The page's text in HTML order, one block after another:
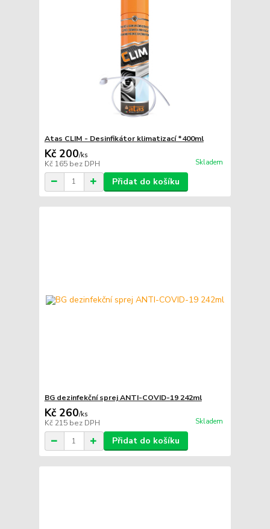
Atas CLIM - Desinfikátor klimatizací *400ml
Kč 200/ks
Kč 165 bez DPH Skladem
Přidat do košíku
BG dezinfekční sprej ANTI-COVID-19 242ml
Kč 260/ks
Kč 215 bez DPH Skladem
Přidat do košíku